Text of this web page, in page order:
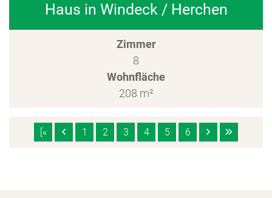
Haus in Windeck / Herchen
Zimmer
8
Wohnfläche
208 m²
[« 1 2 3 4 5 6